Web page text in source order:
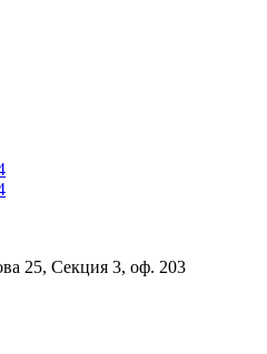
25, Секция 3, оф. 203